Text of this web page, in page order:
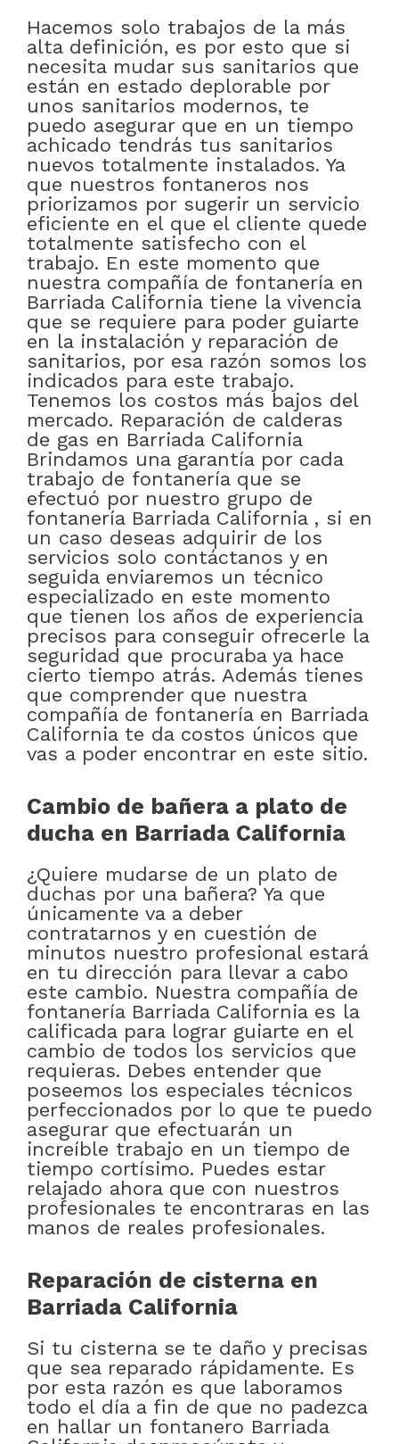
Hacemos solo trabajos de la más
alta definición, es por esto que si
necesita mudar sus sanitarios que
están en estado deplorable por
unos sanitarios modernos, te
puedo asegurar que en un tiempo
achicado tendrás tus sanitarios
nuevos totalmente instalados. Ya
que nuestros fontaneros nos
priorizamos por sugerir un servicio
eficiente en el que el cliente quede
totalmente satisfecho con el
trabajo. En este momento que
nuestra compañía de fontanería en
Barriada California tiene la vivencia
que se requiere para poder guiarte
en la instalación y reparación de
sanitarios, por esa razón somos los
indicados para este trabajo.
Tenemos los costos más bajos del
mercado. Reparación de calderas
de gas en Barriada California
Brindamos una garantía por cada
trabajo de fontanería que se
efectuó por nuestro grupo de
fontanería Barriada California , si en
un caso deseas adquirir de los
servicios solo contáctanos y en
seguida enviaremos un técnico
especializado en este momento
que tienen los años de experiencia
precisos para conseguir ofrecerle la
seguridad que procuraba ya hace
cierto tiempo atrás. Además tienes
que comprender que nuestra
compañía de fontanería en Barriada
California te da costos únicos que
vas a poder encontrar en este sitio.
Cambio de bañera a plato de
ducha en Barriada California
¿Quiere mudarse de un plato de
duchas por una bañera? Ya que
únicamente va a deber
contratarnos y en cuestión de
minutos nuestro profesional estará
en tu dirección para llevar a cabo
este cambio. Nuestra compañía de
fontanería Barriada California es la
calificada para lograr guiarte en el
cambio de todos los servicios que
requieras. Debes entender que
poseemos los especiales técnicos
perfeccionados por lo que te puedo
asegurar que efectuarán un
increíble trabajo en un tiempo de
tiempo cortísimo. Puedes estar
relajado ahora que con nuestros
profesionales te encontraras en las
manos de reales profesionales.
Reparación de cisterna en
Barriada California
Si tu cisterna se te daño y precisas
que sea reparado rápidamente. Es
por esta razón es que laboramos
todo el día a fin de que no padezca
en hallar un fontanero Barriada